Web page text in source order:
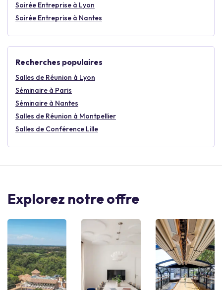
Soirée Entreprise à Lyon
Soirée Entreprise à Nantes
Recherches populaires
Salles de Réunion à Lyon
Séminaire à Paris
Séminaire à Nantes
Salles de Réunion à Montpellier
Salles de Conférence Lille
Explorez notre offre